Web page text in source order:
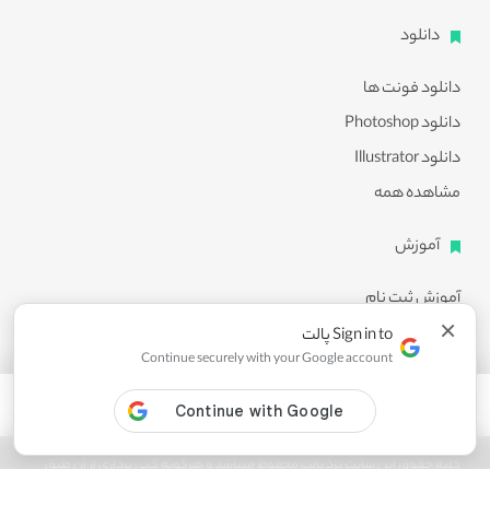
دانلود
دانلود فونت ها
دانلود Photoshop
دانلود Illustrator
مشاهده همه
آموزش
آموزش ثبت نام
آموزش دانلود
آموزش ویرایش طرح ها
مشاهده همه
کلیه حقوق این سایت نزد پالت محفوظ میباشد و هرگونه کپی برداری از آن طبق
× Sign in to پالت
Continue securely with your Google account